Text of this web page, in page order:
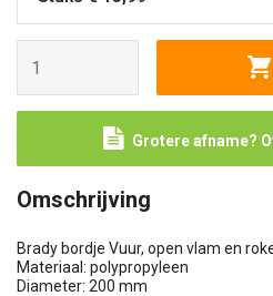
Grotere afname?
Omschrijving
Brady bordje Vuur, open vlam en
Materiaal: polypropyleen
Diameter: 200 mm